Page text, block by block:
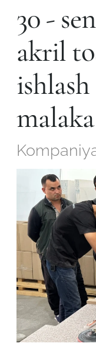
30 -
akril
Robot
Robot